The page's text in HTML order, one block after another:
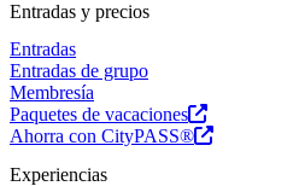
Entradas y precios
Entradas
Entradas de grupo
Membresía
Paquetes de vacaciones
Ahorra con CityPASS®
Experiencias